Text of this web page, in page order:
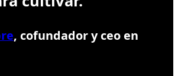
, cofundador y ceo en